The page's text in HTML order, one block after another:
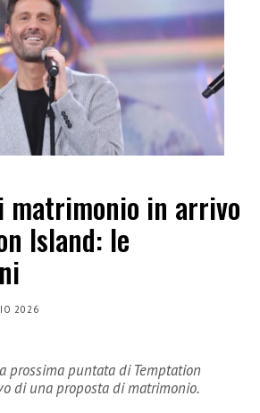
matrimonio in arrivo
Island: le
2026
prossima puntata di Temptation
di una proposta di matrimonio.